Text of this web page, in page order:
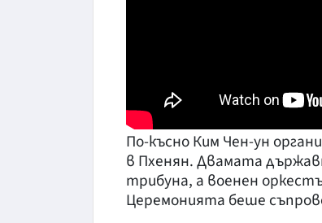
По-късно Ким Чен-ун
в Пхенян. Двамата
трибуна, а военен
Церемонията беше